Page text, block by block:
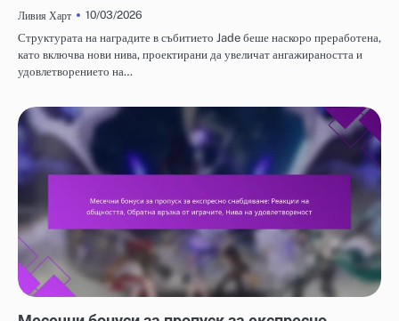
Ливия Харт
10/03/2026
Структурата на наградите в събитието Jade беше наскоро преработена,
като включва нови нива, проектирани да увеличат ангажираността и
удовлетворението на…